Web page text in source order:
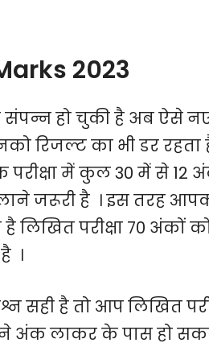
2023
हो चुकी है अब ऐसे नए
रिजल्ट का भी डर
परीक्षा में कुल 30 में से
जरूरी है । इस तरह
परीक्षा 70 अंकों
।
सही है तो आप लिखित
अंक लाकर के पास हो